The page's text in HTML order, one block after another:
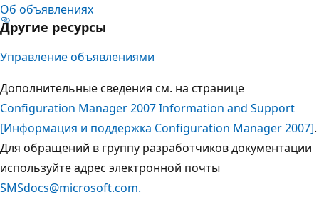
Об объявлениях
Другие ресурсы
Управление объявлениями
Дополнительные сведения см. на странице
Configuration Manager 2007 Information and Support
[Информация и поддержка Configuration Manager 2007].
Для обращений в группу разработчиков документации
используйте адрес электронной почты
SMSdocs@microsoft.com.